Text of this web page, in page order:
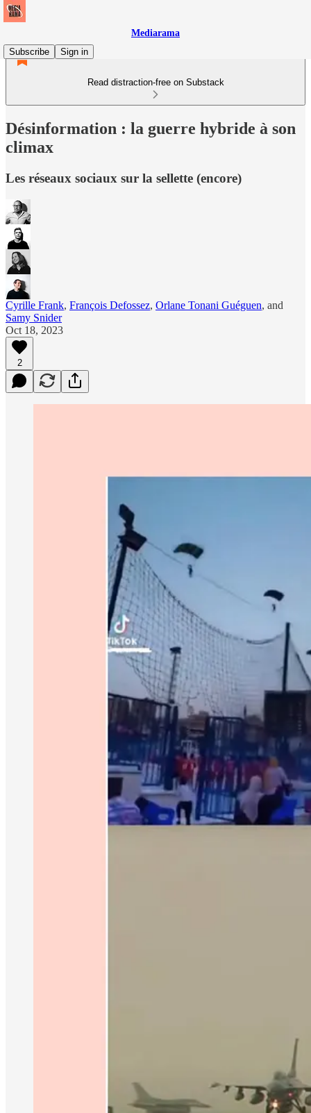
Mediarama
Subscribe
Sign in
Read distraction-free on Substack
Désinformation : la guerre hybride à son
climax
Les réseaux sociaux sur la sellette (encore)
Cyrille Frank, François Defossez, Orlane Tonani Guéguen, and
Samy Snider
Oct 18, 2023
2